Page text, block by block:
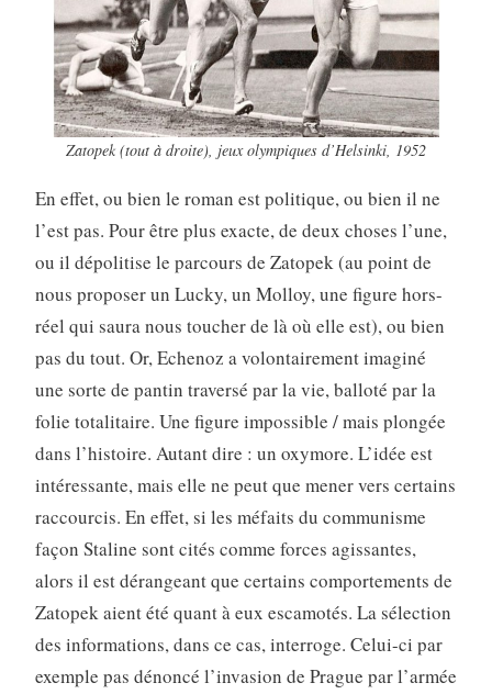
Zatopek (tout à droite), jeux olympiques d’Helsinki, 1952
En effet, ou bien le roman est politique, ou bien il ne
l’est pas. Pour être plus exacte, de deux choses l’une,
ou il dépolitise le parcours de Zatopek (au point de
nous proposer un Lucky, un Molloy, une figure hors-
réel qui saura nous toucher de là où elle est), ou bien
pas du tout. Or, Echenoz a volontairement imaginé
une sorte de pantin traversé par la vie, balloté par la
folie totalitaire. Une figure impossible / mais plongée
dans l’histoire. Autant dire : un oxymore. L’idée est
intéressante, mais elle ne peut que mener vers certains
raccourcis. En effet, si les méfaits du communisme
façon Staline sont cités comme forces agissantes,
alors il est dérangeant que certains comportements de
Zatopek aient été quant à eux escamotés. La sélection
des informations, dans ce cas, interroge. Celui-ci par
exemple pas dénoncé l’invasion de Prague par l’armée